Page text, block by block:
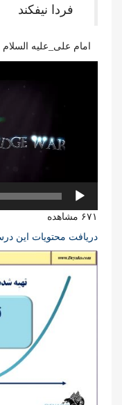
فردا نیفکند
امام علی_علیه السلام
۶۷۱ مشاهده
دریافت محتویات این